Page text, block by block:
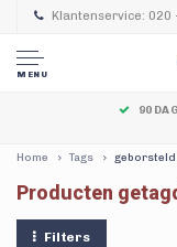
Klantenservice: 020
MENU
90
Home Tags geborsteld
Producten
Filters